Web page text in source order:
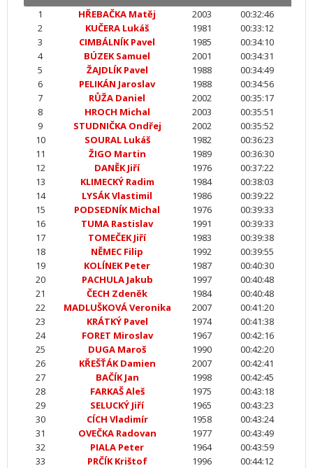
1
HŘEBAČKA Matěj 2003
00:32:46
2
KUČERA Lukáš 1981
00:33:12
3
CIMBÁLNÍK Pavel 1985
00:34:10
4
BÚZEK Samuel 2001
00:34:31
5
ŽAJDLÍK Pavel 1988
00:34:49
6
PELIKÁN Jaroslav 1988
00:34:56
7
RŮŽA Daniel 2002
00:35:17
8
HROCH Michal 2003
00:35:51
9
STUDNIČKA Ondřej 2002
00:35:52
10
SOURAL Lukáš 1982
00:36:23
11
ŽIGO Martin 1989
00:36:30
12
DANĚK Jiří 1976
00:37:22
13
KLIMECKÝ Radim 1984
00:38:03
14
LYSÁK Vlastimil 1986
00:39:22
15
PODSEDNÍK Michal 1976
00:39:33
16
TUMA Rastislav 1991
00:39:33
17
TOMEČEK Jiří 1983
00:39:38
18
NĚMEC Filip 1992
00:39:55
19
KOLÍNEK Peter 1987
00:40:30
20
PACHULA Jakub 1997
00:40:48
21
ČECH Zdeněk 1984
00:40:48
22
MADLUŠKOVÁ Veronika 2007
00:41:20
23
KRÁTKÝ Pavel 1974
00:41:38
24
FORET Miroslav 1967
00:42:16
25
DUGA Maroš 1990
00:42:20
26
KŘEŠŤÁK Damien 2007
00:42:41
27
BAČÍK Jan 1998
00:42:45
28
FARKAŠ Aleš 1975
00:43:18
29
SELUCKÝ Jiří 1965
00:43:23
30
CÍCH Vladimír 1958
00:43:24
31
OVEČKA Radovan 1977
00:43:49
32
PIALA Peter 1964
00:43:59
33
PRČÍK Krištof 1996
00:44:12